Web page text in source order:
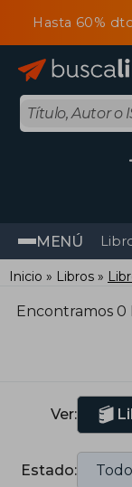
Hasta 60%
MENÚ
Inicio Libros
Encontramos 0
Ver:
Estado: